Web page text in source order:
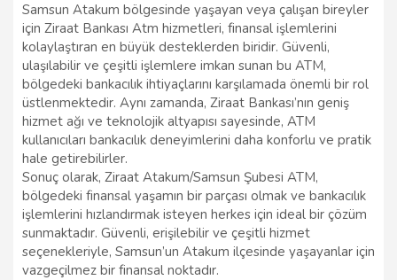
Samsun Atakum bölgesinde yaşayan veya çalışan bireyler
için Ziraat Bankası Atm hizmetleri, finansal işlemlerini
kolaylaştıran en büyük desteklerden biridir. Güvenli,
ulaşılabilir ve çeşitli işlemlere imkan sunan bu ATM,
bölgedeki bankacılık ihtiyaçlarını karşılamada önemli bir rol
üstlenmektedir. Aynı zamanda, Ziraat Bankası’nın geniş
hizmet ağı ve teknolojik altyapısı sayesinde, ATM
kullanıcıları bankacılık deneyimlerini daha konforlu ve pratik
hale getirebilirler.
Sonuç olarak, Ziraat Atakum/Samsun Şubesi ATM,
bölgedeki finansal yaşamın bir parçası olmak ve bankacılık
işlemlerini hızlandırmak isteyen herkes için ideal bir çözüm
sunmaktadır. Güvenli, erişilebilir ve çeşitli hizmet
seçenekleriyle, Samsun’un Atakum ilçesinde yaşayanlar için
vazgeçilmez bir finansal noktadır.